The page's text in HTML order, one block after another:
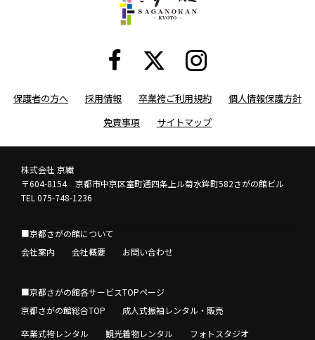
保護者の方へ 採用情報 卒業袴ご利用規約
個人情報保護方針
免責事項
サイトマップ
株式会社 京繊
〒604-8154 京都市中京区室町通四条上ル菊水鉾町582さがの館ビル
TEL 075-748-1236
■京都さがの館について
会社案内
会社概要 お問い合わせ
■京都さがの館各サービスTOPページ
京都さがの館総合TOP
成人式振袖レンタル・販売
卒業式袴レンタル
観光着物レンタル
フォトスタジオ